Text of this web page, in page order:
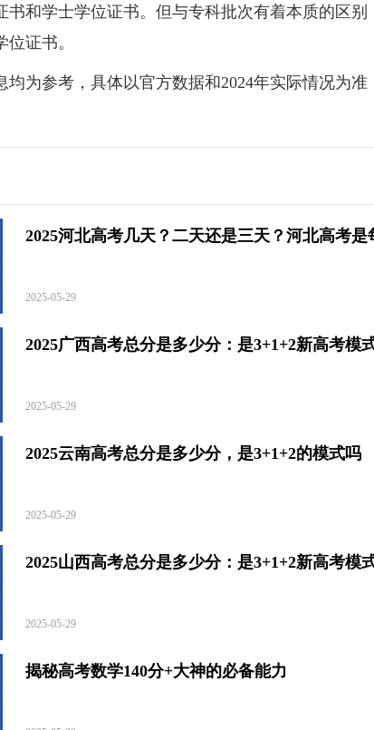
书和学士学位证书。但与专科批次有着本质的区
证书。
参考，具体以官方数据和2024年实际情况为准
2025河北高考几天？二天还是三天？河北高考是
2025-05-29
2025广西高考总分是多少分：是3+1+2新高考模
2025-05-29
2025云南高考总分是多少分，是3+1+2的模式吗
2025-05-29
2025山西高考总分是多少分：是3+1+2新高考模
2025-05-29
揭秘高考数学140分+大神的必备能力